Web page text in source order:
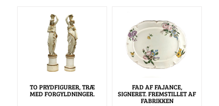
TO PRYDFIGURER, TRÆ
MED FORGYLDNINGER.
FAD AF FAJANCE,
SIGNERET. FREMSTILLET AF
FABRIKKEN